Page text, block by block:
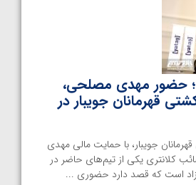
حضور مهدی مصلحی،
قهرمانان جویبار در
جویبار، با حمایت مالی مهدی
کلانتری یکی از تیم‌های حاضر در
است که قصد دارد حضوری ...